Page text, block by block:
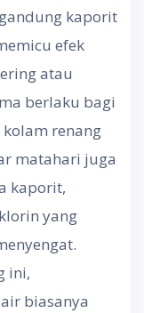
kaporit
efek
atau
berlaku bagi
renang
matahari juga
kaporit,
yang
ini,
biasanya